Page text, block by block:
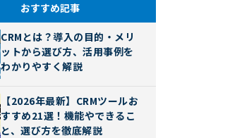
おすすめ記事
CRMとは？導入の目的・メリ
ットから選び方、活用事例を
わかりやすく解説
【2026年最新】CRMツールお
すすめ21選！機能やできるこ
と、選び方を徹底解説